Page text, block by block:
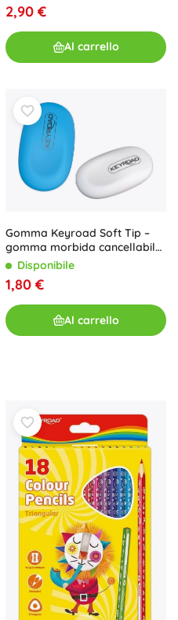
2,90 €
Al carrello
Gomma Keyroad Soft Tip –
gomma morbida cancellabile,
mix di colori
Disponibile
1,80 €
Al carrello